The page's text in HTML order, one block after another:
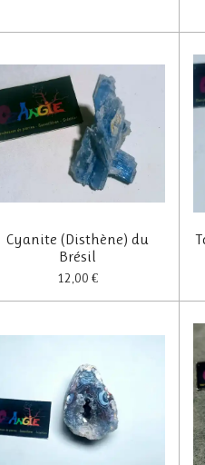
Cyanite (Disthène) du
Brésil
12,00 €